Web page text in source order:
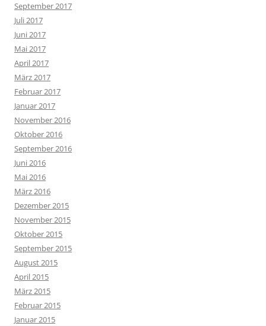
September 2017
Juli 2017
Juni 2017
Mai 2017
April 2017
März 2017
Februar 2017
Januar 2017
November 2016
Oktober 2016
September 2016
Juni 2016
Mai 2016
März 2016
Dezember 2015
November 2015
Oktober 2015
September 2015
August 2015
April 2015
März 2015
Februar 2015
Januar 2015